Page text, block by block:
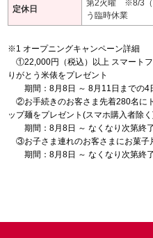
定休日
第2火曜 ※8/3（
う臨時休業
オープニングキャンペーン詳細
①22,000円（税込）以上 スマート
りがとう米俵をプレゼント
期間：8月8日 ～ 8月11日までの4
②お手続きのお客さま先着280名に
ップ麺をプレゼント(スマホ購入者除
期間：8月8日 ～ なくなり次第終了
③お子さま連れのお客さまにお菓子
期間：8月8日 ～ なくなり次第終了